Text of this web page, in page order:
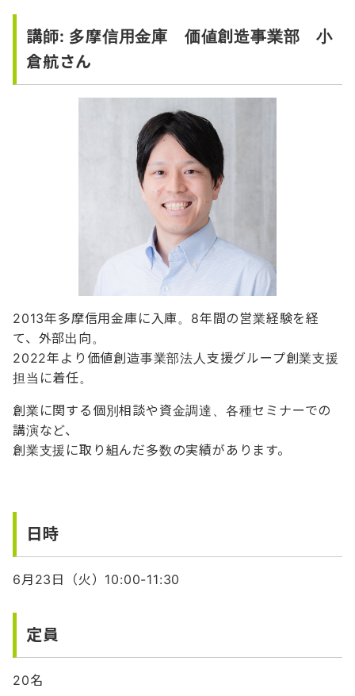
講師: 多摩信用金庫 価値創造事業部 小
倉航さん
2013年多摩信用金庫に入庫。8年間の営業経験を経
て、外部出向。
2022年より価値創造事業部法人支援グループ創業支援
担当に着任。
創業に関する個別相談や資金調達、各種セミナーでの
講演など、
創業支援に取り組んだ多数の実績があります。
日時
6月23日（火）10:00-11:30
定員
20名